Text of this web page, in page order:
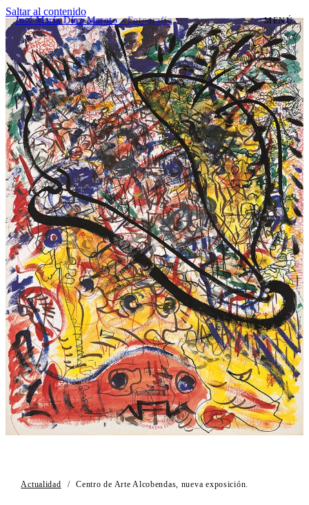
Saltar al contenido
José María Díaz-Maroto· Fotografía MENÚ
Actualidad / Centro de Arte Alcobendas, nueva exposición.